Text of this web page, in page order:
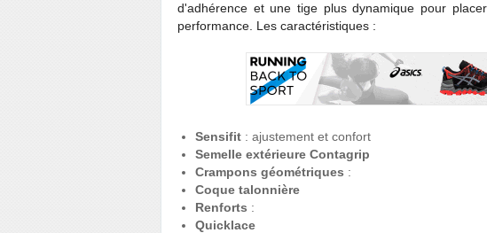
d'adhérence et une tige plus dynamique pour
performance. Les caractéristiques :
Sensifit : ajustement et confort
Semelle extérieure Contagrip
Crampons géométriques :
Coque talonnière
Renforts :
Quicklace